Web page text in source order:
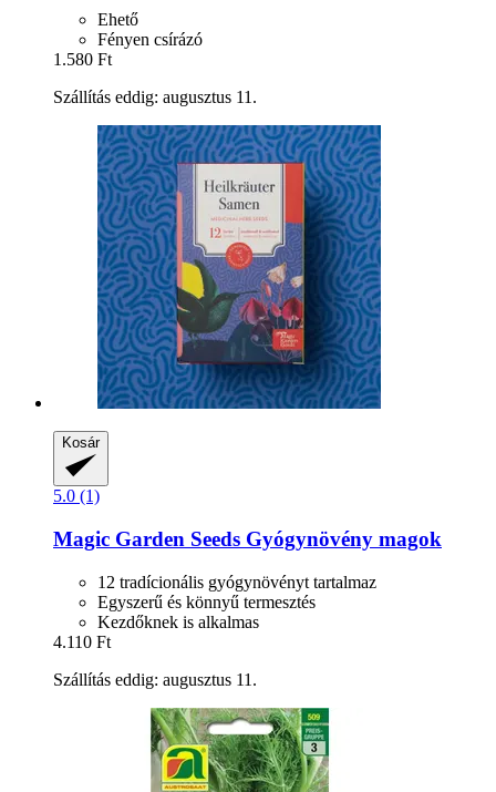
Ehető
Fényen csírázó
1.580 Ft
Szállítás eddig: augusztus 11.
Kosár
5.0 (1)
Magic Garden Seeds Gyógynövény magok
12 tradícionális gyógynövényt tartalmaz
Egyszerű és könnyű termesztés
Kezdőknek is alkalmas
4.110 Ft
Szállítás eddig: augusztus 11.